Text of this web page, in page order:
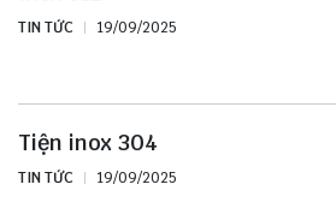
TIN TỨC 19/09/2025
Tiện inox 304
TIN TỨC 19/09/2025